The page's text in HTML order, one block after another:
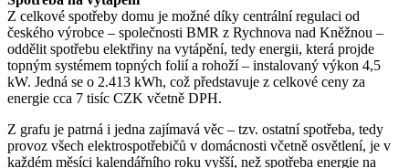
Z celkové spotřeby domu je možné díky centrální regulaci od
českého výrobce – společnosti BMR z Rychnova nad Kněžnou –
oddělit spotřebu elektřiny na vytápění, tedy energii, která projde
topným systémem topných folií a rohoží – instalovaný výkon 4,5
kW. Jedná se o 2.413 kWh, což představuje z celkové ceny za
energie cca 7 tisíc CZK včetně DPH.
Z grafu je patrná i jedna zajímavá věc – tzv. ostatní spotřeba, tedy
provoz všech elektrospotřebičů v domácnosti včetně osvětlení, je v
každém měsíci kalendářního roku vyšší, než spotřeba energie na